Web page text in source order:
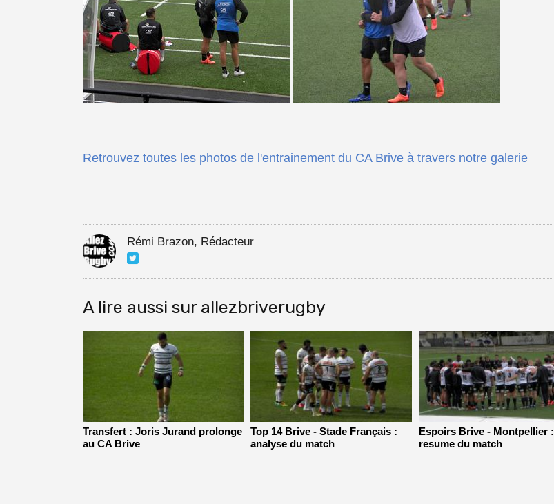
Retrouvez toutes les photos de l'entrainement du CA Brive à travers notre galerie
Rémi Brazon, Rédacteur
A lire aussi sur allezbriverugby
Transfert : Joris Jurand prolonge
au CA Brive
Top 14 Brive - Stade Français :
analyse du match
Espoirs Brive - Montpellier :
resume du match